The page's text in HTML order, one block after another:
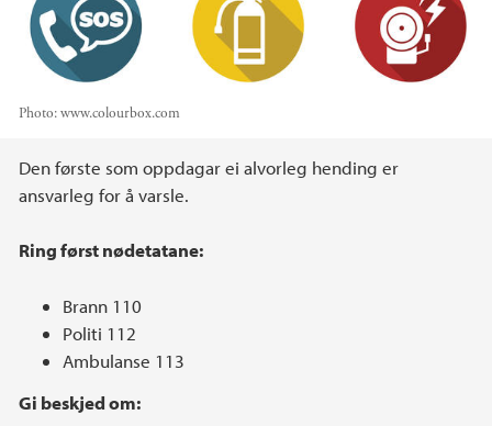
Photo:www.colourbox.com
Main content
Den første som oppdagar ei alvorleg hending er
ansvarleg for å varsle.
Ring først nødetatane:
Brann 110
Politi 112
Ambulanse 113
Gi beskjed om: